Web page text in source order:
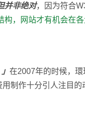
并非绝对，因为符合
构，网站才有机会在
在2007年的时候，
制作十分引人注目的